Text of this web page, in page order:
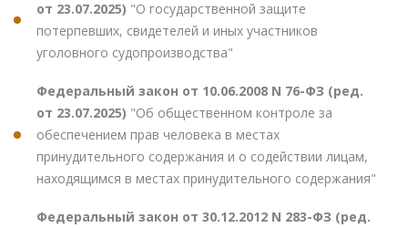
от 23.07.2025) "О государственной защите
потерпевших, свидетелей и иных участников
уголовного судопроизводства"
Федеральный закон от 10.06.2008 N 76-ФЗ (ред.
от 23.07.2025) "Об общественном контроле за
обеспечением прав человека в местах
принудительного содержания и о содействии лицам,
находящимся в местах принудительного содержания"
Федеральный закон от 30.12.2012 N 283-ФЗ (ред.